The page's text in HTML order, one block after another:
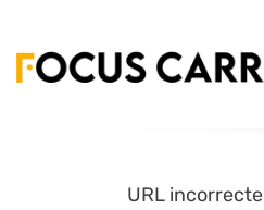
URL incorrecte